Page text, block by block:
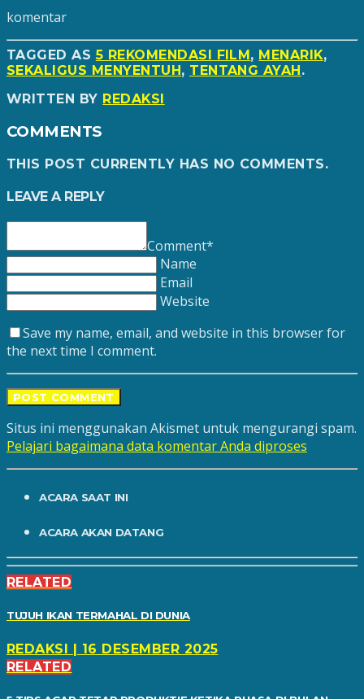
komentar
TAGGED AS5 REKOMENDASI FILM , MENARIK,
SEKALIGUS MENYENTUH , TENTANG AYAH .
WRITTEN BY REDAKSI
COMMENTS
THIS POST CURRENTLY HAS NO COMMENTS.
LEAVE A REPLY
Comment*
Name
Email
Website
Save my name, email, and website in this browser for
the next time I comment.
Situs ini menggunakan Akismet untuk mengurangi spam.
Pelajari bagaimana data komentar Anda diproses
ACARA SAAT INI
ACARA AKAN DATANG
RELATED
TUJUH IKAN TERMAHAL DI DUNIA
REDAKSI | 16 DESEMBER 2025
RELATED